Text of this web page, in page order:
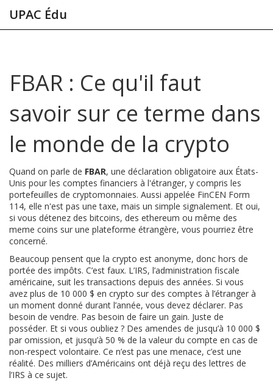
UPAC Édu
FBAR : Ce qu'il faut
savoir sur ce terme dans
le monde de la crypto
Quand on parle de FBAR, une déclaration obligatoire aux États-
Unis pour les comptes financiers à l'étranger, y compris les
portefeuilles de cryptomonnaies. Aussi appelée FinCEN Form
114, elle n'est pas une taxe, mais un simple signalement. Et oui,
si vous détenez des bitcoins, des ethereum ou même des
meme coins sur une plateforme étrangère, vous pourriez être
concerné.
Beaucoup pensent que la crypto est anonyme, donc hors de
portée des impôts. C’est faux. L’IRS, l’administration fiscale
américaine, suit les transactions depuis des années. Si vous
avez plus de 10 000 $ en crypto sur des comptes à l’étranger à
un moment donné durant l’année, vous devez déclarer. Pas
besoin de vendre. Pas besoin de faire un gain. Juste de
posséder. Et si vous oubliez ? Des amendes de jusqu’à 10 000 $
par omission, et jusqu’à 50 % de la valeur du compte en cas de
non-respect volontaire. Ce n’est pas une menace, c’est une
réalité. Des milliers d’Américains ont déjà reçu des lettres de
l’IRS à ce sujet.